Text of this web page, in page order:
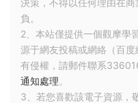
決策，不得以任何理由在
負。
2、本站僅提供一個觀摩學
源于網友投稿或網絡（百
有侵權，請郵件聯系
通知處理。
3、若您喜歡該電子資源，